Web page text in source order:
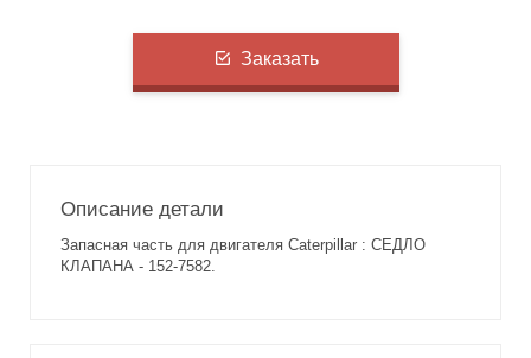
Заказать
Описание детали
Запасная часть для двигателя Caterpillar : СЕДЛО
КЛАПАНА - 152-7582.